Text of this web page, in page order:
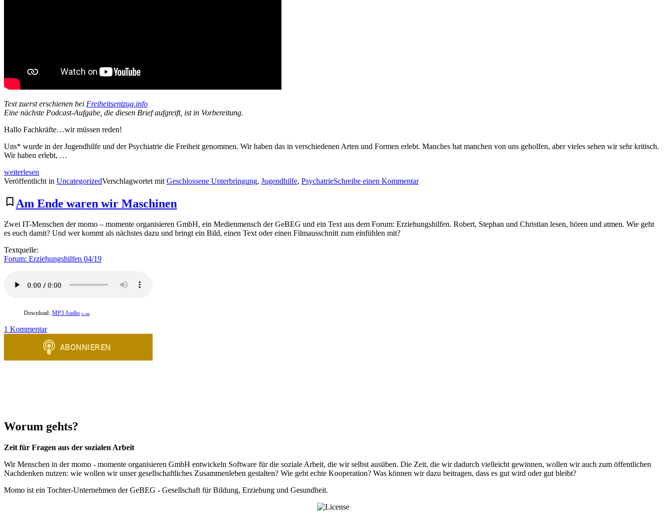
Text zuerst erschienen bei Freiheitsentzug.info
Eine nächste Podcast-Aufgabe, die diesen Brief aufgreift, ist in Vorbereitung.
Hallo Fachkräfte…wir müssen reden!
Uns* wurde in der Jugendhilfe und der Psychiatrie die Freiheit genommen. Wir haben das in verschiedenen Arten und Formen erlebt. Manches hat manchen von uns geholfen, aber vieles sehen wir sehr kritisch.
Wir haben erlebt, …
„Offener
Brief
die
Fachkräfte
Psychiatrie
und
weiterlesen
Veröffentlicht in UncategorizedVerschlagwortet mit Geschlossene Unterbringung, Jugendhilfe, PsychatrieSchreibe einen Kommentarzu
Fachkräfte
bookmark_border Am Ende waren wir Maschinen
Zwei IT-Menschen der momo – momente organisieren GmbH, ein Medienmensch der GeBEG und ein Text aus dem Forum: Erziehungshilfen. Robert, Stephan und Christian lesen, hören und atmen. Wie geht
es euch damit? Und wer kommt als nächstes dazu und bringt ein Bild, einen Text oder einen Filmausschnitt zum einfühlen mit?
Textquelle:
Forum: Erziehungshilfen 04/19
Download: MP3 Audio 51 MB
1 Kommentarzu
Am
Ende
waren
Worum gehts?
Zeit für Fragen aus der sozialen Arbeit
Wir Menschen in der momo - momente organisieren GmbH entwickeln Software für die soziale Arbeit, die wir selbst ausüben. Die Zeit, die wir dadurch vielleicht gewinnen, wollen wir auch zum öffentlichen
Nachdenken nutzen: wie wollen wir unser gesellschaftliches Zusammenleben gestalten? Wie geht echte Kooperation? Was können wir dazu beitragen, dass es gut wird oder gut bleibt?
Momo ist ein Tochter-Unternehmen der GeBEG - Gesellschaft für Bildung, Erziehung und Gesundheit.